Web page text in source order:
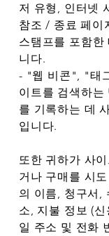
저 유형, 인터넷
참조 / 종료 페이
스탬프를 포함한
니다.
- "웹 비콘", "태
이트를 검색하는
를 기록하는 데
입니다.
또한 귀하가 사
거나 구매를 시
의 이름, 청구서,
소, 지불 정보 (
일 주소 및 전화